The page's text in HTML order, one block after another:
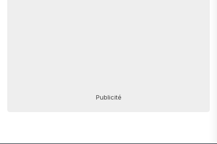
Publicité